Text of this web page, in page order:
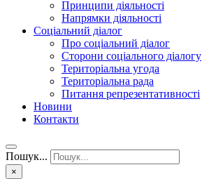
Принципи діяльності
Напрямки діяльності
Соціальний діалог
Про соціальний діалог
Сторони соціального діалогу
Територіальна угода
Територіальна рада
Питання репрезентативності
Новини
Контакти
Пошук...
×